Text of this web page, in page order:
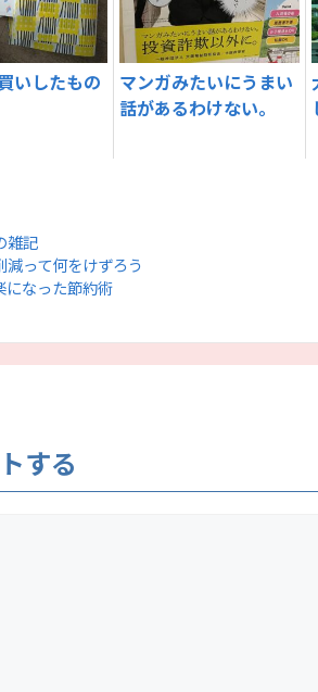
いしたもの
マンガみたいにうまい
話があるわけない。
雑記
減って何をけずろう
になった節約術
する